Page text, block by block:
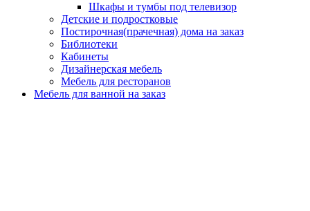
Шкафы и тумбы под телевизор
Детские и подростковые
Постирочная(прачечная) дома на заказ
Библиотеки
Кабинеты
Дизайнерская мебель
Мебель для ресторанов
Мебель для ванной на заказ